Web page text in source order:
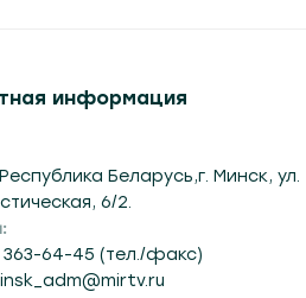
информация
Беларусь,г. Минск, ул.
6/2.
363-64-45 (тел./факс)